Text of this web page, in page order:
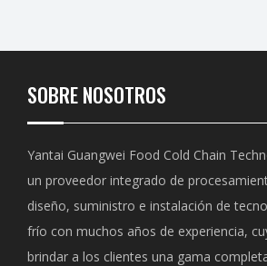
SOBRE NOSOTROS
Yantai Guangwei Food Cold Chain
un proveedor integrado de
diseño, suministro e instalación de
frío con muchos años de experiencia,
brindar a los clientes una gama